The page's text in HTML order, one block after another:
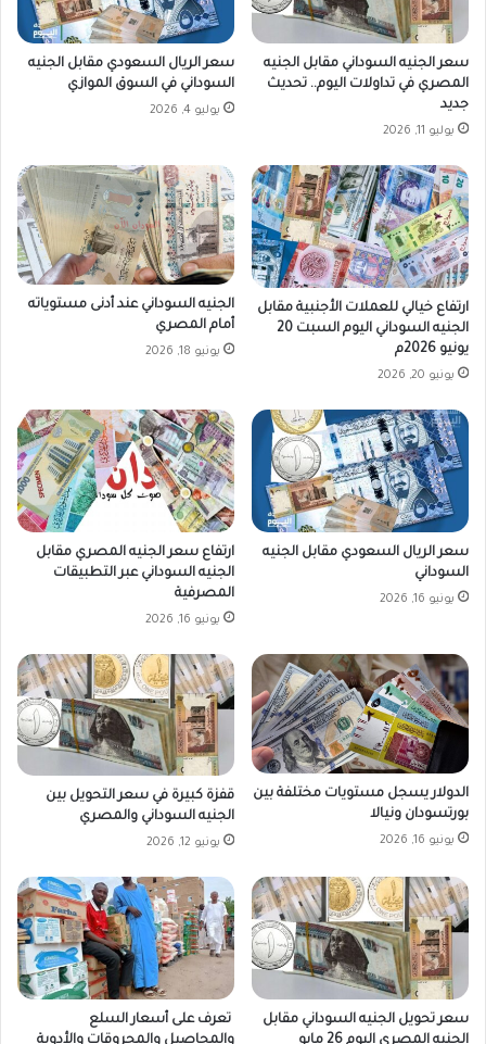
ب
ت
ك
ش
ا
ل
ت
ف
ا
ص
ي
ل
سعر الجنيه السوداني مقابل الجنيه
المصري في تداولات اليوم.. تحديث
جديد
يوليو 11, 2026
سعر الريال السعودي مقابل الجنيه
السوداني في السوق الموازي
يوليو 4, 2026
ارتفاع خيالي للعملات الأجنبية مقابل
الجنيه السوداني اليوم السبت 20
يونيو 2026م
يونيو 20, 2026
الجنيه السوداني عند أدنى مستوياته
أمام المصري
يونيو 18, 2026
سعر الريال السعودي مقابل الجنيه
السوداني
يونيو 16, 2026
ارتفاع سعر الجنيه المصري مقابل
الجنيه السوداني عبر التطبيقات
المصرفية
يونيو 16, 2026
الدولار يسجل مستويات مختلفة بين
بورتسودان ونيالا
يونيو 16, 2026
قفزة كبيرة في سعر التحويل بين
الجنيه السوداني والمصري
يونيو 12, 2026
سعر تحويل الجنيه السوداني مقابل
تعرف على أسعار السلع